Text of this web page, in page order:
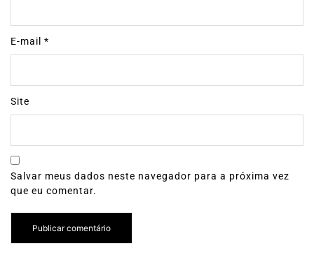
E-mail *
Site
Salvar meus dados neste navegador para a próxima vez
que eu comentar.